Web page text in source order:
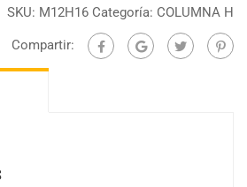
SKU: M12H16 Categoría: COLUMNA H
Compartir: